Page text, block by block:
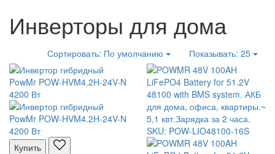
Инверторы для дома
Сортировать: По умолчанию Показывать: 25
Купить